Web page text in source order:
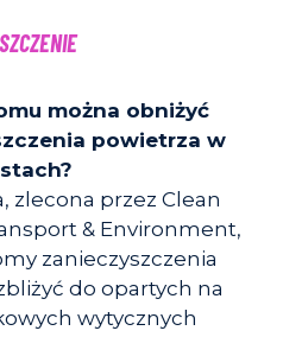
można obniżyć
powietrza w
zlecona przez Clean
& Environment,
zanieczyszczenia
do opartych na
wytycznych